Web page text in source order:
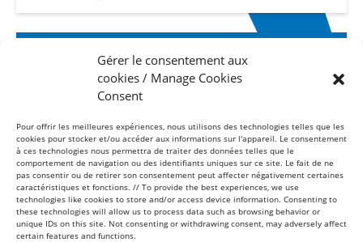
Gérer le consentement aux
cookies / Manage Cookies
Consent
Pour offrir les meilleures expériences, nous utilisons des technologies telles que les
cookies pour stocker et/ou accéder aux informations sur l'appareil. Le consentement
à ces technologies nous permettra de traiter des données telles que le
comportement de navigation ou des identifiants uniques sur ce site. Le fait de ne
pas consentir ou de retirer son consentement peut affecter négativement certaines
caractéristiques et fonctions. // To provide the best experiences, we use
technologies like cookies to store and/or access device information. Consenting to
these technologies will allow us to process data such as browsing behavior or
unique IDs on this site. Not consenting or withdrawing consent, may adversely affect
certain features and functions.
Abonnez-vous
Infolettre
Sans frais
1-877-865-8443